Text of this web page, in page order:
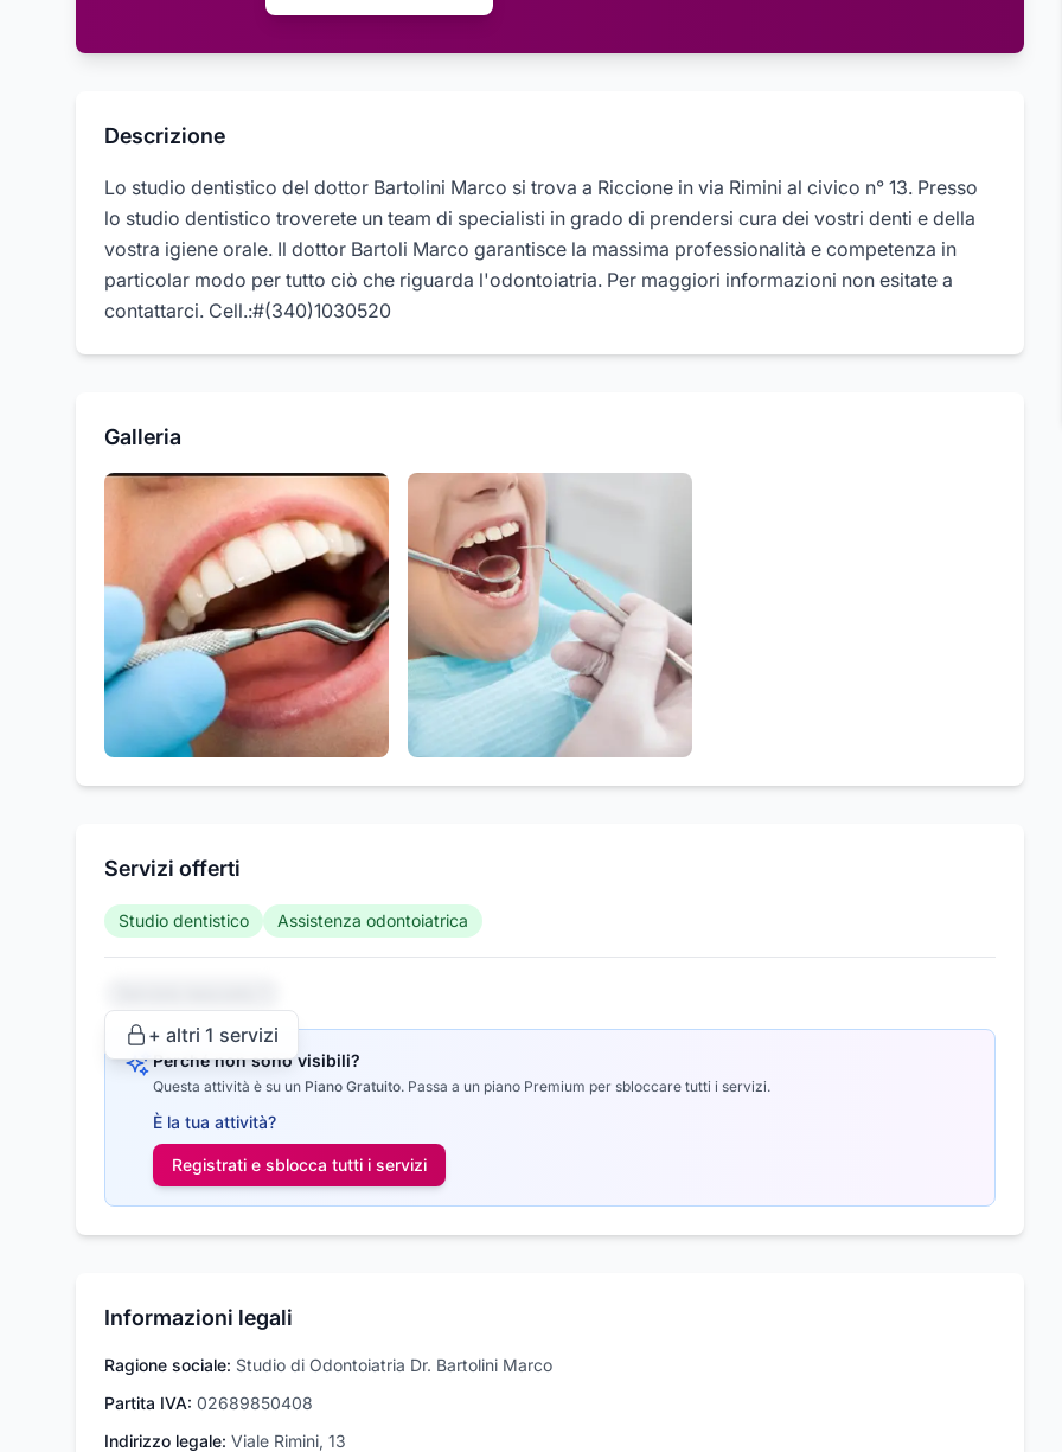
Descrizione
Lo studio dentistico del dottor Bartolini Marco si trova a Riccione in via Rimini al civico n° 13. Presso
lo studio dentistico troverete un team di specialisti in grado di prendersi cura dei vostri denti e della
vostra igiene orale. Il dottor Bartoli Marco garantisce la massima professionalità e competenza in
particolar modo per tutto ciò che riguarda l'odontoiatria. Per maggiori informazioni non esitate a
contattarci. Cell.:#(340)1030520
Galleria
Servizi offerti
Studio dentistico Assistenza odontoiatrica
+ altri 1 servizi
Perché non sono visibili?
Questa attività è su un Piano Gratuito. Passa a un piano Premium per sbloccare tutti i servizi.
È la tua attività?
Registrati e sblocca tutti i servizi
Informazioni legali
Ragione sociale: Studio di Odontoiatria Dr. Bartolini Marco
Partita IVA: 02689850408
Indirizzo legale: Viale Rimini, 13